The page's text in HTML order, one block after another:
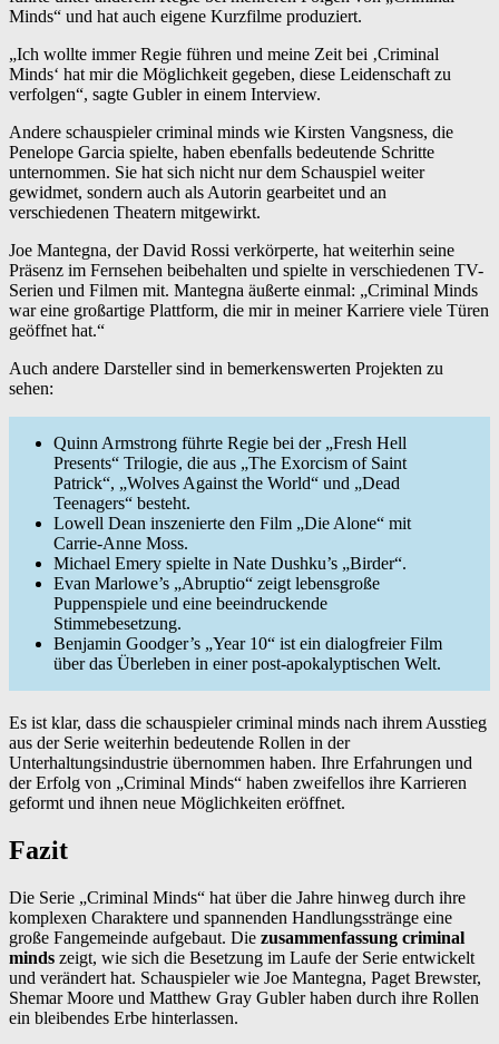
Minds“ und hat auch eigene Kurzfilme produziert.
„Ich wollte immer Regie führen und meine Zeit bei ‚Criminal
Minds‘ hat mir die Möglichkeit gegeben, diese Leidenschaft zu
verfolgen“, sagte Gubler in einem Interview.
Andere schauspieler criminal minds wie Kirsten Vangsness, die
Penelope Garcia spielte, haben ebenfalls bedeutende Schritte
unternommen. Sie hat sich nicht nur dem Schauspiel weiter
gewidmet, sondern auch als Autorin gearbeitet und an
verschiedenen Theatern mitgewirkt.
Joe Mantegna, der David Rossi verkörperte, hat weiterhin seine
Präsenz im Fernsehen beibehalten und spielte in verschiedenen TV-
Serien und Filmen mit. Mantegna äußerte einmal: „Criminal Minds
war eine großartige Plattform, die mir in meiner Karriere viele Türen
geöffnet hat.“
Auch andere Darsteller sind in bemerkenswerten Projekten zu
sehen:
Quinn Armstrong führte Regie bei der „Fresh Hell
Presents“ Trilogie, die aus „The Exorcism of Saint
Patrick“, „Wolves Against the World“ und „Dead
Teenagers“ besteht.
Lowell Dean inszenierte den Film „Die Alone“ mit
Carrie-Anne Moss.
Michael Emery spielte in Nate Dushku’s „Birder“.
Evan Marlowe’s „Abruptio“ zeigt lebensgroße
Puppenspiele und eine beeindruckende
Stimmebesetzung.
Benjamin Goodger’s „Year 10“ ist ein dialogfreier Film
über das Überleben in einer post-apokalyptischen Welt.
Es ist klar, dass die schauspieler criminal minds nach ihrem Ausstieg
aus der Serie weiterhin bedeutende Rollen in der
Unterhaltungsindustrie übernommen haben. Ihre Erfahrungen und
der Erfolg von „Criminal Minds“ haben zweifellos ihre Karrieren
geformt und ihnen neue Möglichkeiten eröffnet.
Fazit
Die Serie „Criminal Minds“ hat über die Jahre hinweg durch ihre
komplexen Charaktere und spannenden Handlungsstränge eine
große Fangemeinde aufgebaut. Die zusammenfassung criminal
minds zeigt, wie sich die Besetzung im Laufe der Serie entwickelt
und verändert hat. Schauspieler wie Joe Mantegna, Paget Brewster,
Shemar Moore und Matthew Gray Gubler haben durch ihre Rollen
ein bleibendes Erbe hinterlassen.